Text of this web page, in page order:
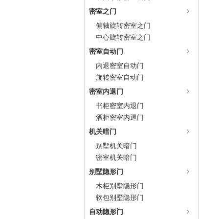
密室之门
偏轴旋转密室之门
中心旋转密室之门
密室自动门
内退密室自动门
旋转密室自动门
密室内退门
书柜密室内退门
酒柜密室内退门
机关暗门
别墅机关暗门
密室机关暗门
别墅隐形门
木柜别墅隐形门
软包别墅隐形门
自动隐形门